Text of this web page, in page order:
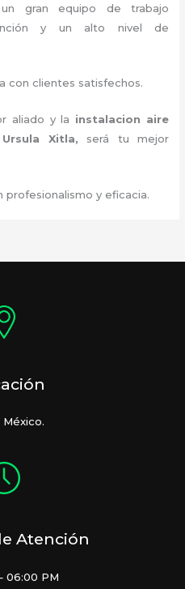
gran equipo de trabajo
y un alto nivel de
con clientes satisfechos.
aliado y la instalacion aire
Xitla, será tu mejor
profesionalismo y eficacia.
México.
Atención
06:00 PM